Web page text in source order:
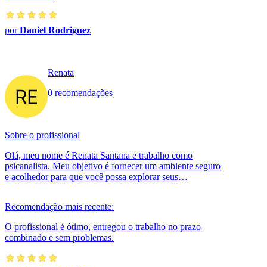
porDaniel Rodriguez
Renata
0 recomendações
Sobre o profissional
Olá, meu nome é Renata Santana e trabalho como
psicanalista. Meu objetivo é fornecer um ambiente seguro
e acolhedor para que você possa explorar seus
Recomendação mais recente:
O profissional é ótimo, entregou o trabalho no prazo
combinado e sem problemas.